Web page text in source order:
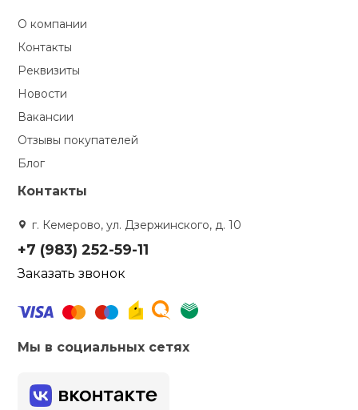
О компании
Контакты
Реквизиты
Новости
Вакансии
Отзывы покупателей
Блог
Контакты
г. Кемерово, ул. Дзержинского, д. 10
+7 (983) 252-59-11
Заказать звонок
Мы в социальных сетях